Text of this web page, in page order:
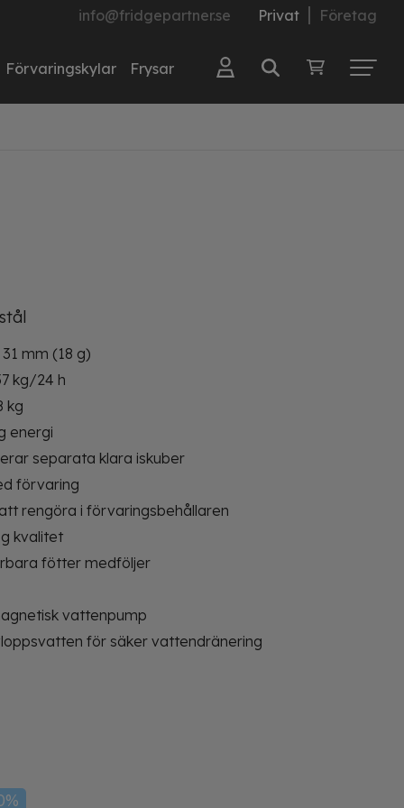
info@fridgepartner.se Privat Företag
Förvaringskylar Frysar
mm (18 g)
kg/24 h
kg
energi
separata klara iskuber
förvaring
rengöra i förvaringsbehållaren
kvalitet
fötter medföljer
vattenpump
för säker vattendränering